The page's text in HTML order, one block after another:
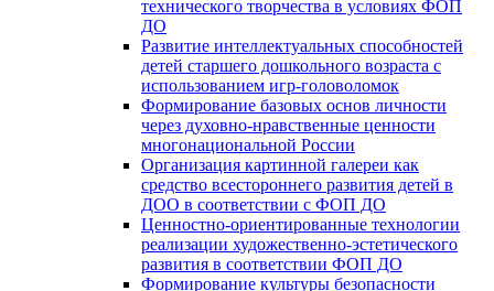
технического творчества в условиях ФОП
ДО
Развитие интеллектуальных способностей
детей старшего дошкольного возраста с
использованием игр-головоломок
Формирование базовых основ личности
через духовно-нравственные ценности
многонациональной России
Организация картинной галереи как
средство всестороннего развития детей в
ДОО в соответствии с ФОП ДО
Ценностно-ориентированные технологии
реализации художественно-эстетического
развития в соответствии ФОП ДО
Формирование культуры безопасности